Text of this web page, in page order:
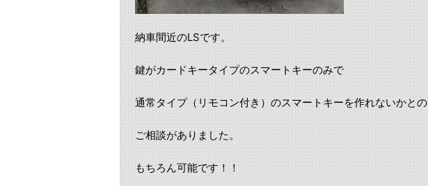
納車間近のLSです。
鍵がカードキータイプのスマートキーのみで
通常タイプ（リモコン付き）のスマートキーを作れないかとの
ご相談がありました。
もちろん可能です！！